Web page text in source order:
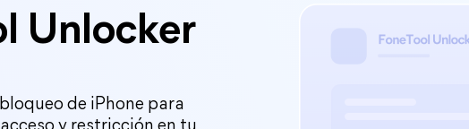
Unlocker
de iPhone para